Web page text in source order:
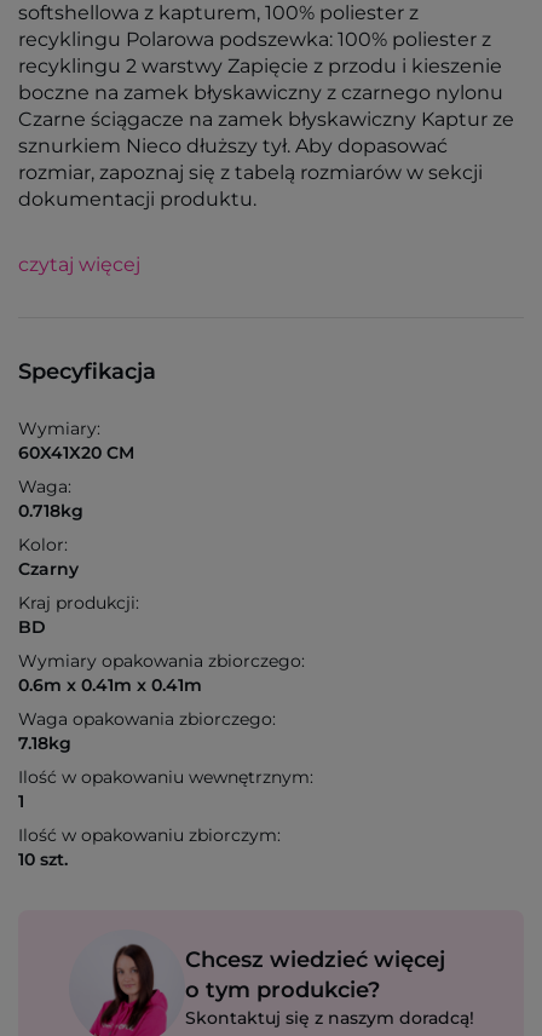
softshellowa z kapturem, 100% poliester z
recyklingu Polarowa podszewka: 100% poliester z
recyklingu 2 warstwy Zapięcie z przodu i kieszenie
boczne na zamek błyskawiczny z czarnego nylonu
Czarne ściągacze na zamek błyskawiczny Kaptur ze
sznurkiem Nieco dłuższy tył. Aby dopasować
rozmiar, zapoznaj się z tabelą rozmiarów w sekcji
dokumentacji produktu.
czytaj więcej
Specyfikacja
Wymiary:
60X41X20 CM
Waga:
0.718kg
Kolor:
Czarny
Kraj produkcji:
BD
Wymiary opakowania zbiorczego:
0.6m x 0.41m x 0.41m
Waga opakowania zbiorczego:
7.18kg
Ilość w opakowaniu wewnętrznym:
1
Ilość w opakowaniu zbiorczym:
10 szt.
Chcesz wiedzieć więcej
o tym produkcie?
Skontaktuj się z naszym doradcą!